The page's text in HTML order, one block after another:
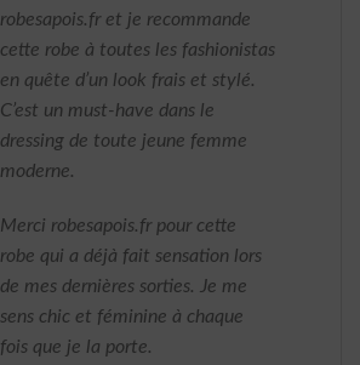
robesapois.fr et je recommande
cette robe à toutes les fashionistas
en quête d’un look frais et stylé.
C’est un must-have dans le
dressing de toute jeune femme
moderne.
Merci robesapois.fr pour cette
robe qui a déjà fait sensation lors
de mes dernières sorties. Je me
sens chic et féminine à chaque
fois que je la porte.